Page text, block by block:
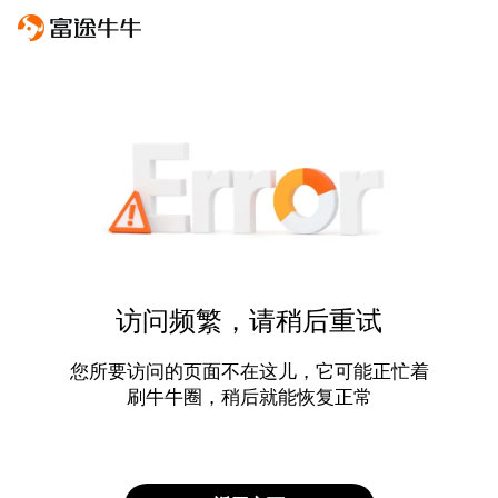
访问频繁，请稍后重试
您所要访问的页面不在这儿，它可能正忙着
刷牛牛圈，稍后就能恢复正常